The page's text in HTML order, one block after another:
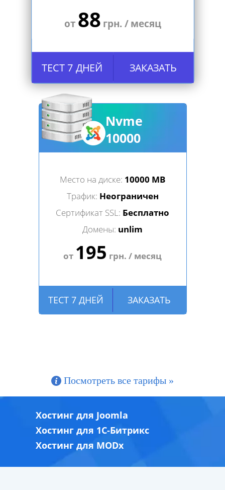
от 88 грн. / месяц
ТЕСТ 7 ДНЕЙ ЗАКАЗАТЬ
Nvme
10000
Место на диске: 10000 MB
Трафик: Неограничен
Сертификат SSL: Бесплатно
Домены: unlim
от 195 грн. / месяц
ТЕСТ 7 ДНЕЙ ЗАКАЗАТЬ
Посмотреть все тарифы »
Хостинг для Joomla
Хостинг для 1C-Битрикс
Хостинг для MODx